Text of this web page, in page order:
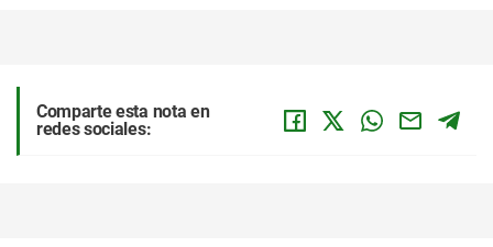
Comparte esta nota en
redes sociales: